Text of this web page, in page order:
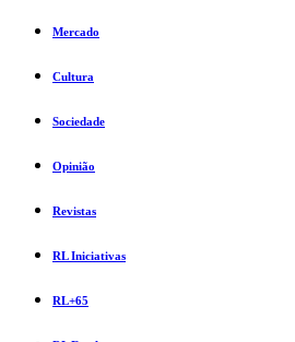
Mercado
Cultura
Sociedade
Opinião
Revistas
RL Iniciativas
RL+65